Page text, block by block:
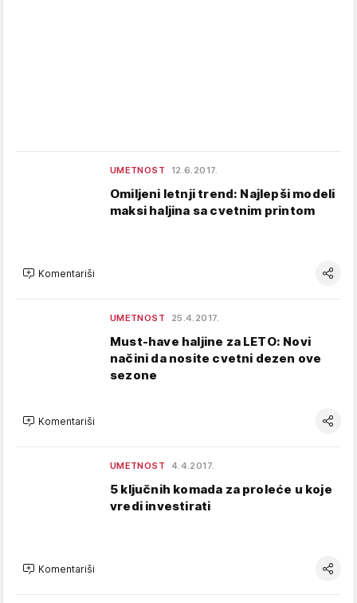
UMETNOST 12.6.2017.
Omiljeni letnji trend: Najlepši modeli
maksi haljina sa cvetnim printom
Komentariši
UMETNOST 25.4.2017.
Must-have haljine za LETO: Novi
načini da nosite cvetni dezen ove
sezone
Komentariši
UMETNOST 4.4.2017.
5 ključnih komada za proleće u koje
vredi investirati
Komentariši